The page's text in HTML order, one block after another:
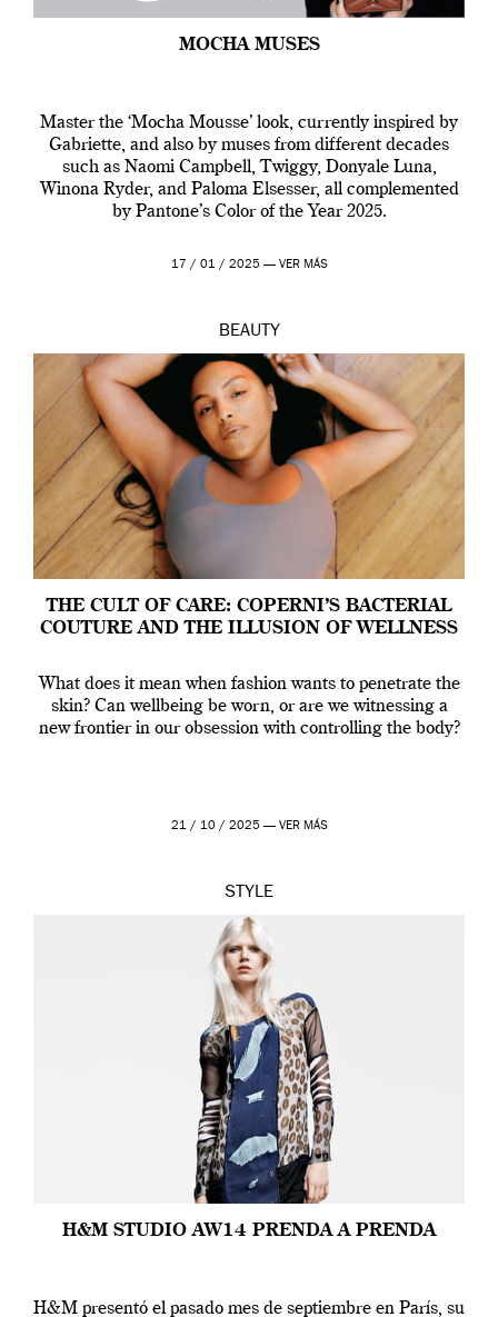
MOCHA MUSES
Master the ‘Mocha Mousse’ look, currently inspired by
Gabriette, and also by muses from different decades
such as Naomi Campbell, Twiggy, Donyale Luna,
Winona Ryder, and Paloma Elsesser, all complemented
by Pantone’s Color of the Year 2025.
17 / 01 / 2025 — VER MÁS
BEAUTY
THE CULT OF CARE: COPERNI’S BACTERIAL
COUTURE AND THE ILLUSION OF WELLNESS
What does it mean when fashion wants to penetrate the
skin? Can wellbeing be worn, or are we witnessing a
new frontier in our obsession with controlling the body?
21 / 10 / 2025 — VER MÁS
STYLE
H&M STUDIO AW14 PRENDA A PRENDA
H&M presentó el pasado mes de septiembre en París, su